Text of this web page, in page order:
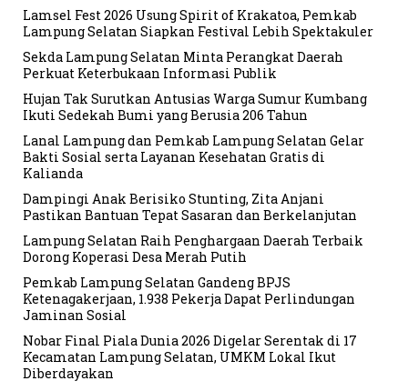
Lamsel Fest 2026 Usung Spirit of Krakatoa, Pemkab
Lampung Selatan Siapkan Festival Lebih Spektakuler
Sekda Lampung Selatan Minta Perangkat Daerah
Perkuat Keterbukaan Informasi Publik
Hujan Tak Surutkan Antusias Warga Sumur Kumbang
Ikuti Sedekah Bumi yang Berusia 206 Tahun
Lanal Lampung dan Pemkab Lampung Selatan Gelar
Bakti Sosial serta Layanan Kesehatan Gratis di
Kalianda
Dampingi Anak Berisiko Stunting, Zita Anjani
Pastikan Bantuan Tepat Sasaran dan Berkelanjutan
Lampung Selatan Raih Penghargaan Daerah Terbaik
Dorong Koperasi Desa Merah Putih
Pemkab Lampung Selatan Gandeng BPJS
Ketenagakerjaan, 1.938 Pekerja Dapat Perlindungan
Jaminan Sosial
Nobar Final Piala Dunia 2026 Digelar Serentak di 17
Kecamatan Lampung Selatan, UMKM Lokal Ikut
Diberdayakan